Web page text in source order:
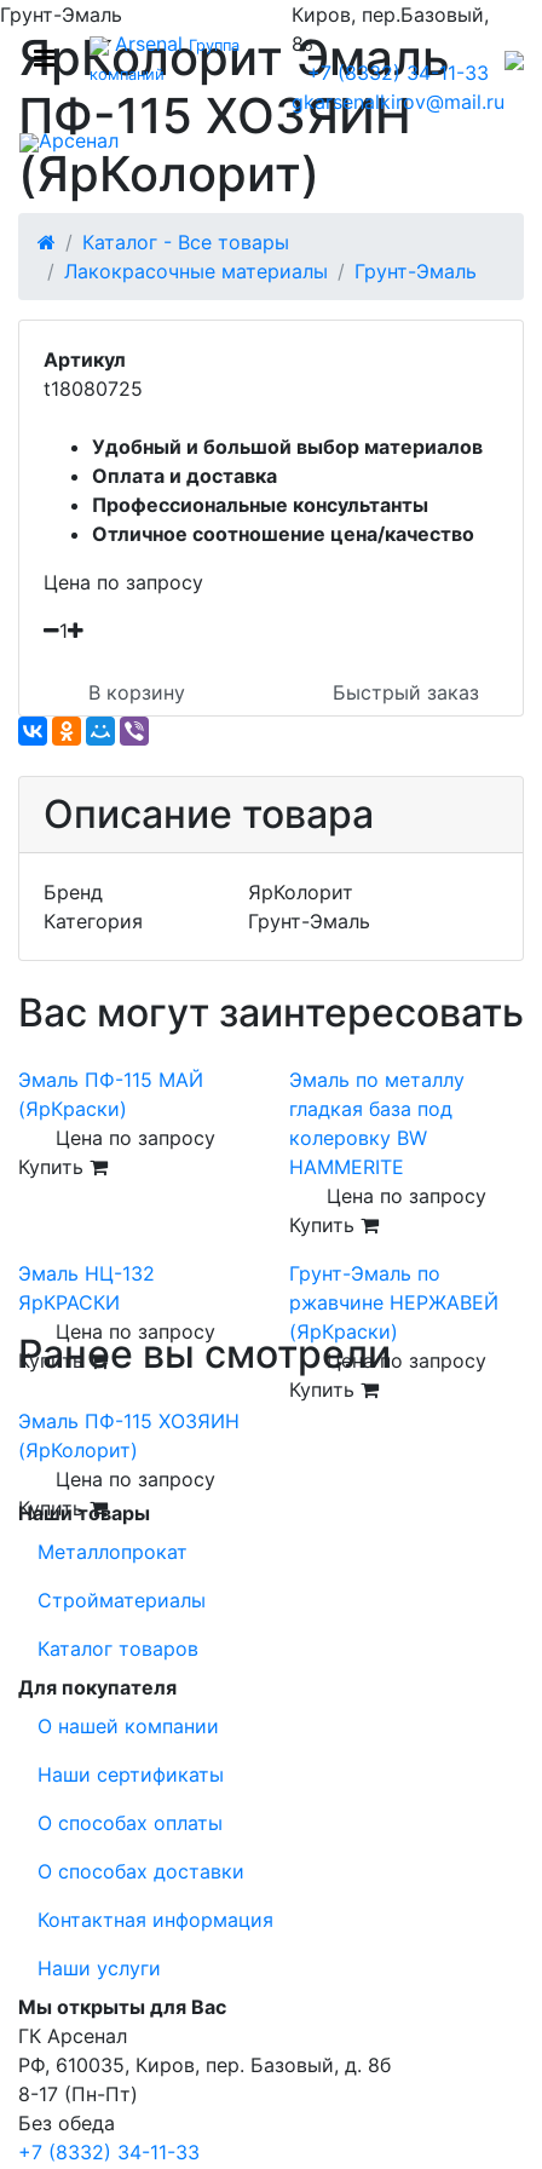
ArsenalГруппа
компаний
Киров, пер.Базовый,
8б
+7 (8332) 34-11-33
gkarsenalkirov@mail.ru
Арсенал
Грунт-Эмаль
ЯрКолорит Эмаль
ПФ-115 ХОЗЯИН
(ЯрКолорит)
Каталог - Все товары
Лакокрасочные материалы
Грунт-Эмаль
Артикул
t18080725
Удобный и большой выбор материалов
Оплата и доставка
Профессиональные консультанты
Отличное соотношение цена/качество
Цена по запросу
1
В корзину Быстрый заказ
Описание товара
Бренд
ЯрКолорит
Категория
Грунт-Эмаль
Вас могут заинтересовать
Эмаль ПФ-115 МАЙ
(ЯрКраски)
Цена по запросу
Купить
Эмаль по металлу
гладкая база под
колеровку BW
HAMMERITE
Цена по запросу
Купить
Эмаль НЦ-132
ЯрКРАСКИ
Цена по запросу
Купить
Грунт-Эмаль по
ржавчине НЕРЖАВЕЙ
(ЯрКраски)
Цена по запросу
Купить
Ранее вы смотрели
Эмаль ПФ-115 ХОЗЯИН
(ЯрКолорит)
Цена по запросу
Купить
Наши товары
Металлопрокат
Стройматериалы
Каталог товаров
Для покупателя
О нашей компании
Наши сертификаты
О способах оплаты
О способах доставки
Контактная информация
Наши услуги
Мы открыты для Вас
ГК Арсенал
РФ, 610035, Киров, пер. Базовый, д. 8б
8-17 (Пн-Пт)
Без обеда
+7 (8332) 34-11-33